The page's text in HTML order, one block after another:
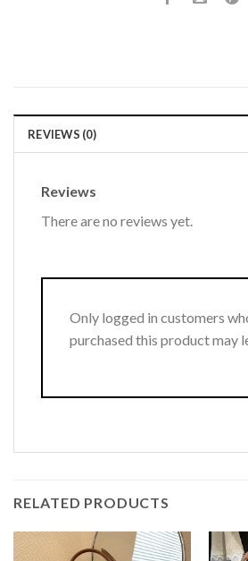
REVIEWS (0)
Reviews
There are no reviews yet.
Only logged in customers
purchased this product may
RELATED PRODUCTS